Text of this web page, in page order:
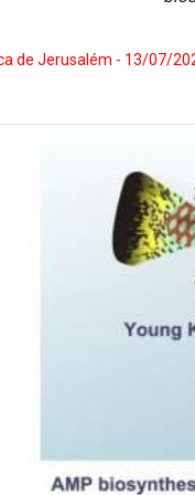
de Jerusalém - 13/07/